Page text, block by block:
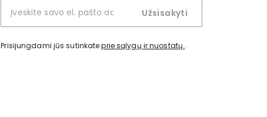
Užsisakyti
Prisijungdami jūs sutinkateprie sąlygų ir nuostatų..